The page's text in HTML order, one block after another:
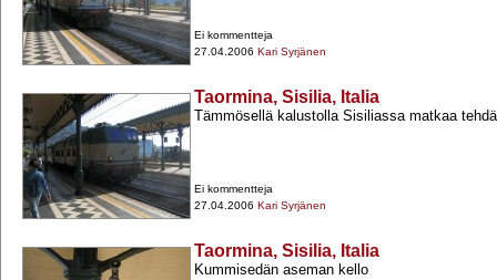
Ei kommentteja
27.04.2006 Kari Syrjänen
Taormina, Sisilia, Italia
Tämmösellä kalustolla Sisiliassa matkaa
Ei kommentteja
27.04.2006 Kari Syrjänen
Taormina, Sisilia, Italia
Kummisedän aseman kello